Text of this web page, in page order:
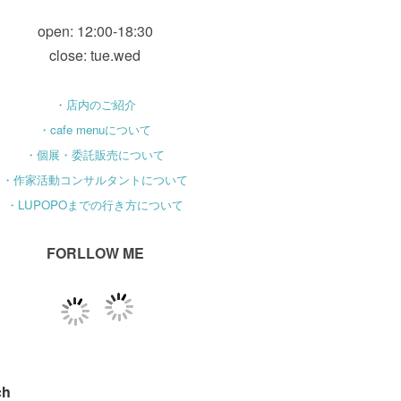
open: 12:00-18:30
close: tue.wed
・店内のご紹介
・cafe menuについて
・個展・委託販売について
・作家活動コンサルタントについて
・LUPOPOまでの行き方について
FORLLOW ME